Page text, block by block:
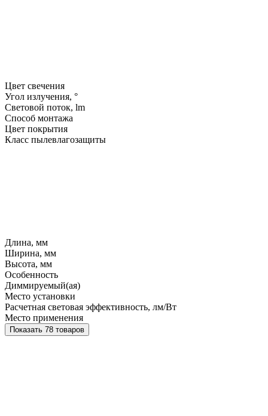
Цвет свечения
Угол излучения, °
Световой поток, lm
Способ монтажа
Цвет покрытия
Класс пылевлагозащиты
Длина, мм
Ширина, мм
Высота, мм
Особенность
Диммируемый(ая)
Место установки
Расчетная световая эффективность, лм/Вт
Место применения
Показать 78 товаров